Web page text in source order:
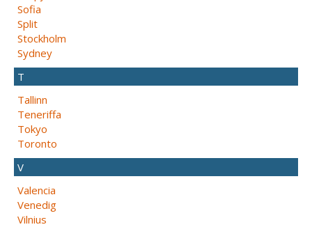
Sofia
Split
Stockholm
Sydney
T
Tallinn
Teneriffa
Tokyo
Toronto
V
Valencia
Venedig
Vilnius